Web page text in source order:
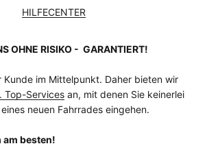
HILFECENTER
OHNE RISIKO - GARANTIERT!
Kunde im Mittelpunkt. Daher bieten wir
Top-Services an, mit denen Sie keinerlei
neuen Fahrrades eingehen.
am besten!